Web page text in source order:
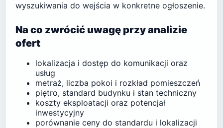
wyszukiwania do wejścia w konkretne ogłoszenie.
Na co zwrócić uwagę przy analizie
ofert
lokalizacja i dostęp do komunikacji oraz
usług
metraż, liczba pokoi i rozkład pomieszczeń
piętro, standard budynku i stan techniczny
koszty eksploatacji oraz potencjał
inwestycyjny
porównanie ceny do standardu i lokalizacji